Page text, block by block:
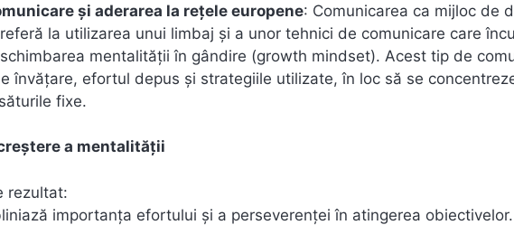
și aderarea la rețele europene: Comunicarea ca mijloc de
la utilizarea unui limbaj și a unor tehnici de comunicare care
mentalității în gândire (growth mindset). Acest tip de
învățare, efortul depus și strategiile utilizate, în loc să se
fixe.
a mentalității
rezultat:
importanța efortului și a perseverenței în atingerea